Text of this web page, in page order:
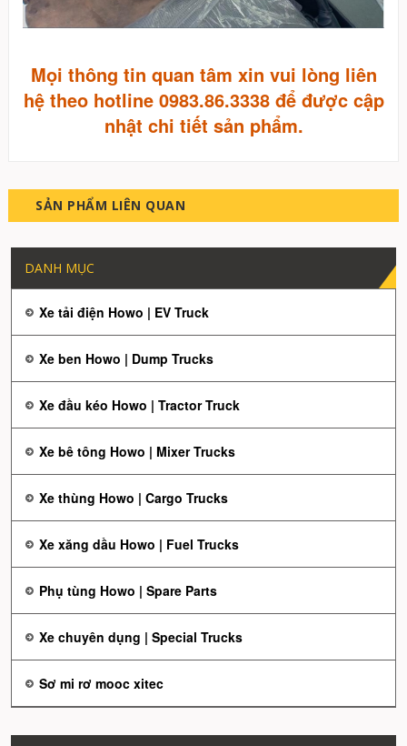
Mọi thông tin quan tâm xin vui lòng liên
hệ theo hotline 0983.86.3338 để được cập
nhật chi tiết sản phẩm.
SẢN PHẨM LIÊN QUAN
DANH MỤC
Xe tải điện Howo | EV Truck
Xe ben Howo | Dump Trucks
Xe đầu kéo Howo | Tractor Truck
Xe bê tông Howo | Mixer Trucks
Xe thùng Howo | Cargo Trucks
Xe xăng dầu Howo | Fuel Trucks
Phụ tùng Howo | Spare Parts
Xe chuyên dụng | Special Trucks
Sơ mi rơ mooc xitec